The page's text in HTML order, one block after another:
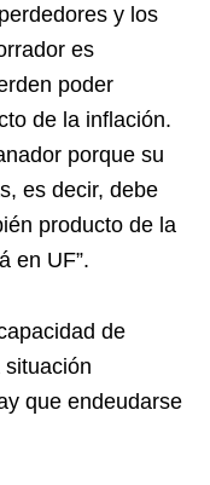
y los
es
poder
de la inflación.
porque su
es decir, debe
producto de la
en UF”.
de
que endeudarse